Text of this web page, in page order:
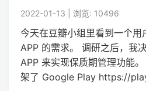
2022-01-13 | 浏览: 10496
今天在豆瓣小组里看到一个用
APP 的需求。 调研之后，我
APP 来实现保质期管理功能
架了 Google Play https://